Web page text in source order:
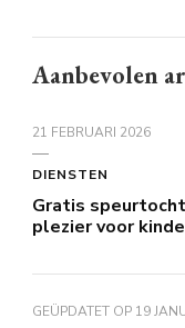
Aanbevolen
21 FEBRUARI 2026
DIENSTEN
Gratis
plezier voor
GEÜPDATET OP 19